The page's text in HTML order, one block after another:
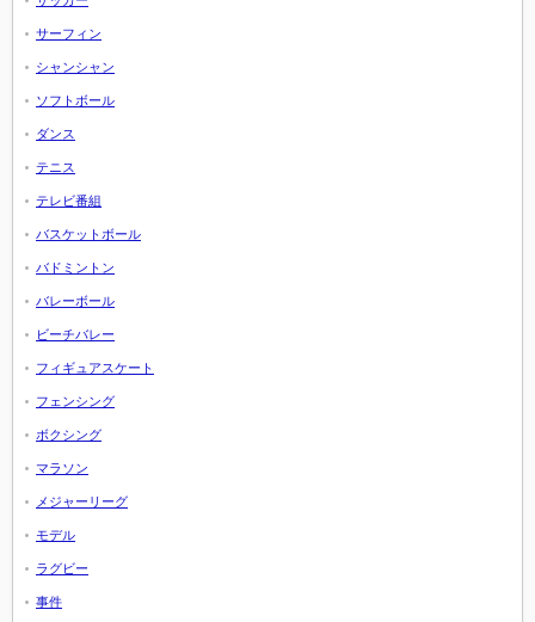
サーフィン
シャンシャン
ソフトボール
ダンス
テニス
テレビ番組
バスケットボール
バドミントン
バレーボール
ビーチバレー
フィギュアスケート
フェンシング
ボクシング
マラソン
メジャーリーグ
モデル
ラグビー
事件